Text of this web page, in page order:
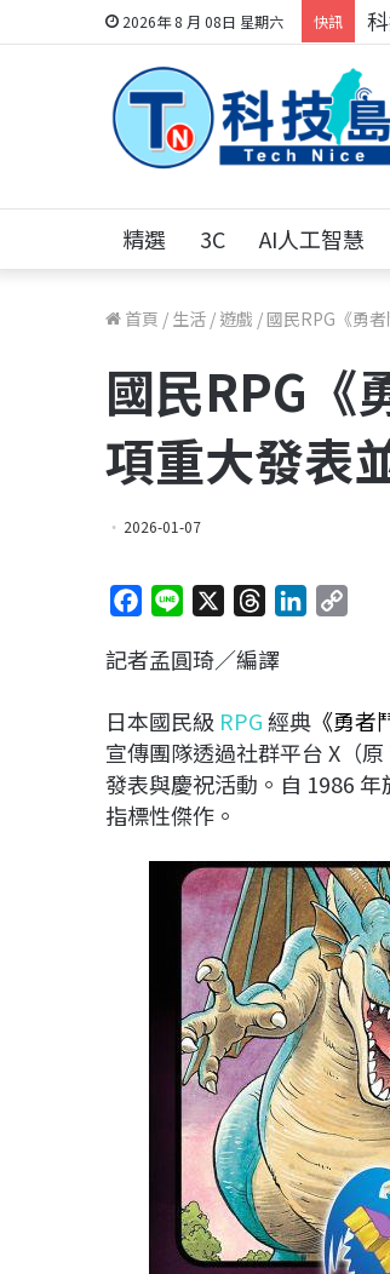
2026年 8 月 08日 星期六 快訊
精選 3C AI人工智慧
首頁 / 生活 / 遊戲 /國民RPG《勇
國民RPG《
項重大發表
2026-01-07
c
b
o
o
k
n
r
a
d
s
e
d
I
L
n
記者孟圓琦／編譯
日本國民級 RPG經典 《勇者
宣傳團隊透過社群平台 X（
發表與慶祝活動。自 1986
指標性傑作。